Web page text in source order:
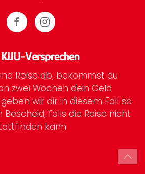
Versprechen
Reise ab, bekommst du
zwei Wochen dein Geld
wir dir in diesem Fall so
falls die Reise nicht
kann.